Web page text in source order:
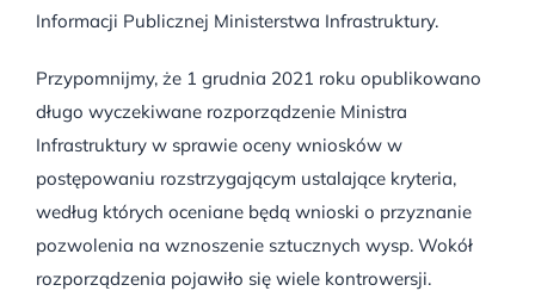
Informacji Publicznej Ministerstwa Infrastruktury.
Przypomnijmy, że1 grudnia 2021 roku opublikowano
długo wyczekiwane rozporządzenie Ministra
Infrastruktury w sprawie oceny wniosków w
postępowaniu rozstrzygającym ustalające kryteria,
według których oceniane będą wnioski o przyznanie
pozwolenia na wznoszenie sztucznych wysp. Wokół
rozporządzenia pojawiło się wiele kontrowersji.